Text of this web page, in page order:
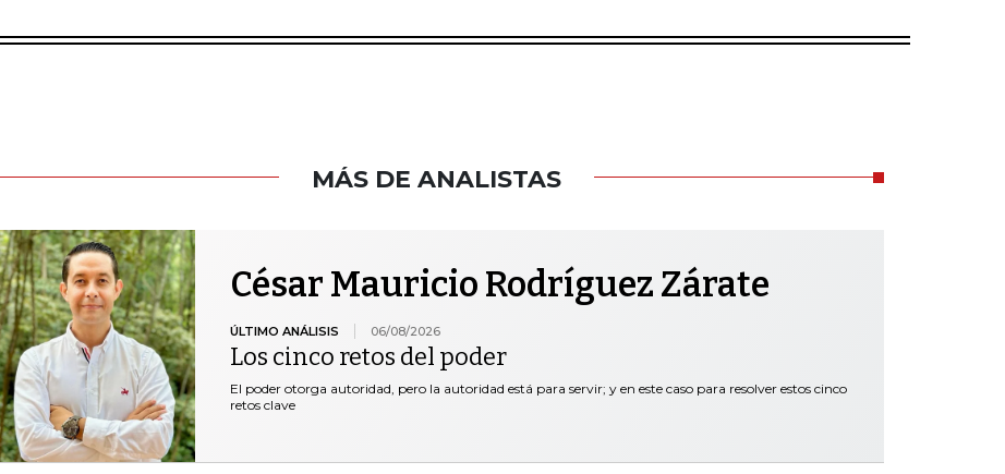
MÁS DE ANALISTAS
César Mauricio Rodríguez Zárate
ÚLTIMO ANÁLISIS 06/08/2026
Los cinco retos del poder
El poder otorga autoridad, pero la autoridad está para servir; y en este caso para resolver estos cinco
retos clave